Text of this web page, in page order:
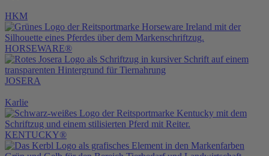
HKM
HORSEWARE®
JOSERA
Karlie
KENTUCKY®